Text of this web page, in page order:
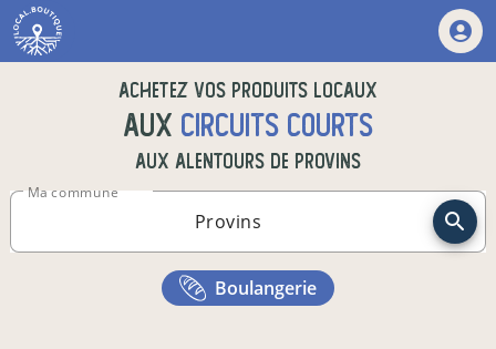
Achetez vos produits locaux
aux circuits courts
aux alentours de Provins
Ma commune
boulangerie